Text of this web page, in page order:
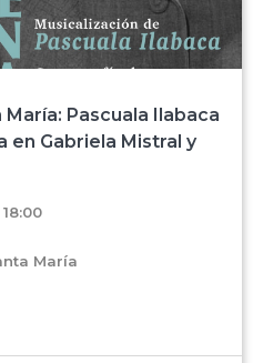
Pascuala Ilabaca
en Gabriela Mistral y
18:00
María